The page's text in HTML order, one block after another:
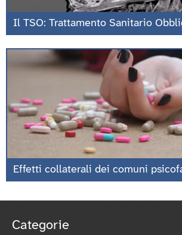
Il TSO: Trattamento Sanitario
Effetti collaterali dei comuni
Categorie